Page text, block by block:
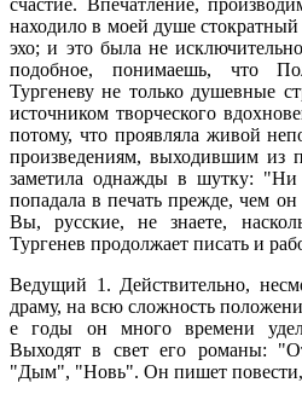
находило в моей душе
эхо; и это была не
подобное, понимаешь, что
Тургеневу не только душевные
источником творческого
потому, что проявляла живой
произведениям, выходившим из
заметила однажды в шутку: "Ни
попадала в печать прежде, чем
Вы, русские, не знаете,
Тургенев продолжает писать и
Ведущий 1. Действительно,
драму, на всю сложность
е годы он много времени
Выходят в свет его романы:
"Дым", "Новь". Он пишет повести,